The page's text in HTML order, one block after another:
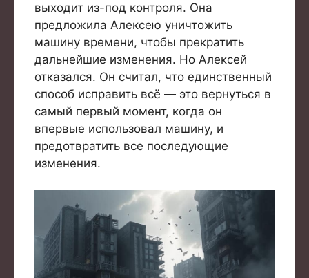
выходит из-под контроля. Она
предложила Алексею уничтожить
машину времени, чтобы прекратить
дальнейшие изменения. Но Алексей
отказался. Он считал, что единственный
способ исправить всё — это вернуться в
самый первый момент, когда он
впервые использовал машину, и
предотвратить все последующие
изменения.